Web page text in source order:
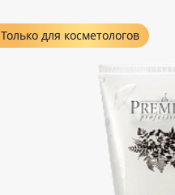
Только для косметологов